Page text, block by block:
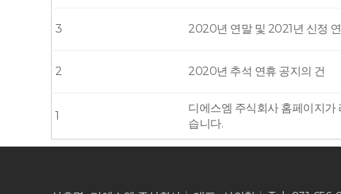
3 2020년 연말 및 2021년 신정
2 2020년 추석 연휴 공지의 건
1
디에스엠 주식회사 홈페이지가
습니다.